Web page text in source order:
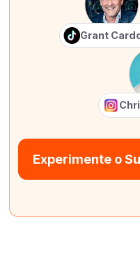
Grant
Experimente o